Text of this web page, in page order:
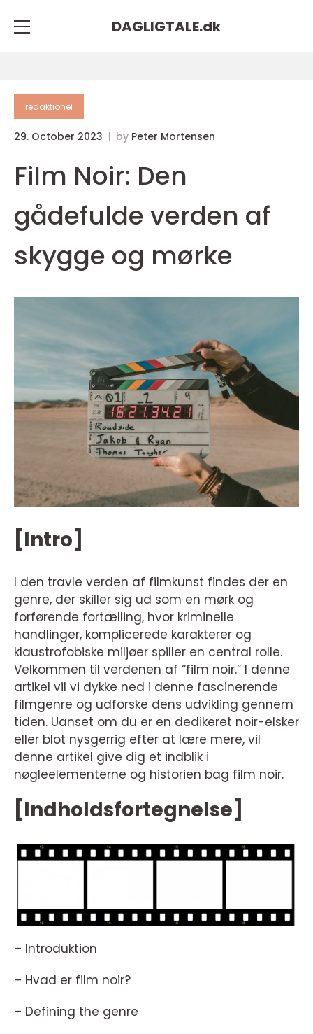
DAGLIGTALE.dk
redaktionel
29. October 2023 by Peter Mortensen
Film Noir: Den
gådefulde verden af
skygge og mørke
[Intro]
I den travle verden af filmkunst findes der en
genre, der skiller sig ud som en mørk og
forførende fortælling, hvor kriminelle
handlinger, komplicerede karakterer og
klaustrofobiske miljøer spiller en central rolle.
Velkommen til verdenen af “film noir.” I denne
artikel vil vi dykke ned i denne fascinerende
filmgenre og udforske dens udvikling gennem
tiden. Uanset om du er en dedikeret noir-elsker
eller blot nysgerrig efter at lære mere, vil
denne artikel give dig et indblik i
nøgleelementerne og historien bag film noir.
[Indholdsfortegnelse]
– Introduktion
– Hvad er film noir?
– Defining the genre